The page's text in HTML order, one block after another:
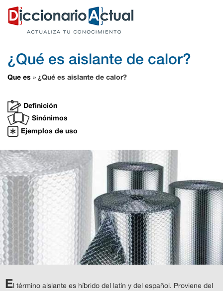
¿Qué es aislante de calor?
Que es » ¿Qué es aislante de calor?
Definición
Sinónimos
Ejemplos de uso
El término aislante es híbrido del latín y del español. Proviene del